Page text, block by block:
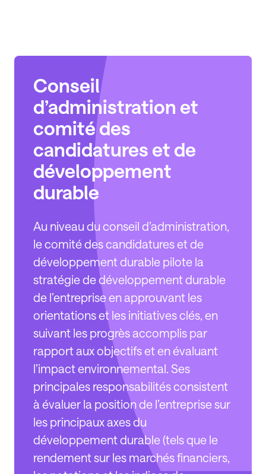
Conseil
d’administration et
comité des
candidatures et de
développement
durable
Au niveau du conseil d’administration,
le comité des candidatures et de
développement durable pilote la
stratégie de développement durable
de l’entreprise en approuvant les
orientations et les initiatives clés, en
suivant les progrès accomplis par
rapport aux objectifs et en évaluant
l’impact environnemental. Ses
principales responsabilités consistent
à évaluer la position de l’entreprise sur
les principaux axes du
développement durable (tels que le
rendement sur les marchés financiers,